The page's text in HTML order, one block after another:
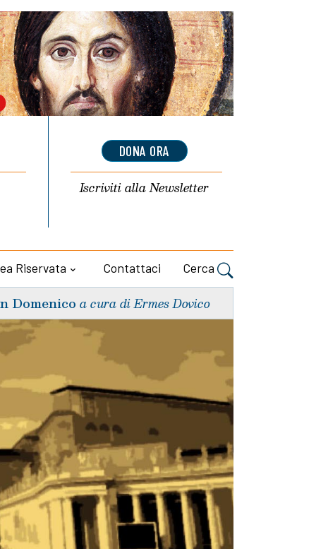
DONA ORA
Iscriviti allaNewsletter
Riservata Contattaci Cerca
Domenico a cura di Ermes Dovico